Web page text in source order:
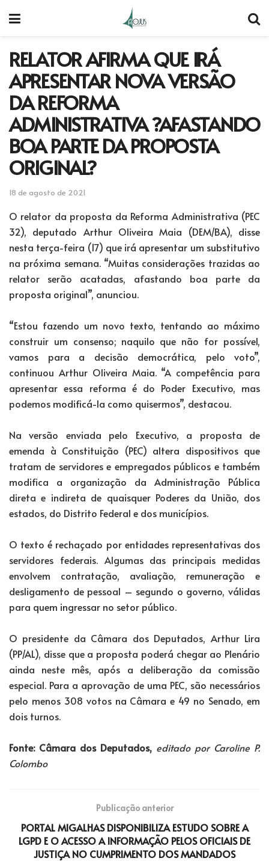
RELATOR AFIRMA QUE IRÁ
APRESENTAR NOVA VERSÃO
DA REFORMA
ADMINISTRATIVA ?AFASTANDO
BOA PARTE DA PROPOSTA
ORIGINAL?
18 de agosto de 2021
O relator da proposta da Reforma Administrativa (PEC
32), deputado Arthur Oliveira Maia (DEM/BA), disse
nesta terça-feira (17) que irá apresentar um substitutivo
na próxima semana. “Muitas considerações trazidas ao
relator serão acatadas, afastando boa parte da
proposta original”, anunciou.
“Estou fazendo um novo texto, tentando ao máximo
construir um consenso; naquilo que não for possível,
vamos para a decisão democrática, pelo voto”,
continuou Arthur Oliveira Maia. “A competência para
apresentar essa reforma é do Poder Executivo, mas
podemos modificá-la como quisermos”, destacou.
Na versão enviada pelo Executivo, a proposta de
emenda à Constituição (PEC) altera dispositivos que
tratam de servidores e empregados públicos e também
modifica a organização da Administração Pública
direta e indireta de quaisquer Poderes da União, dos
estados, do Distrito Federal e dos municípios.
O texto é rechaçado por entidades representativas dos
servidores federais. Algumas das principais medidas
envolvem contratação, avaliação, remuneração e
desligamento de pessoal – segundo o governo, válidas
para quem ingressar no setor público.
O presidente da Câmara dos Deputados, Arthur Lira
(PP/AL), disse que a proposta poderá chegar ao Plenário
ainda neste mês, após a deliberação da comissão
especial. Para a aprovação de uma PEC, são necessários
pelo menos 308 votos na Câmara e 49 no Senado, em
dois turnos.
Fonte: Câmara dos Deputados, editado por Caroline P.
Colombo
Publicação anterior
PORTAL MIGALHAS DISPONIBILIZA ESTUDO SOBRE A
LGPD E O ACESSO A INFORMAÇÃO PELOS OFICIAIS DE
JUSTIÇA NO CUMPRIMENTO DOS MANDADOS